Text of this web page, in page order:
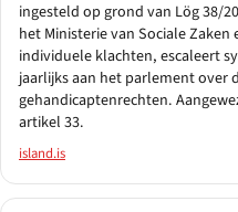
ingesteld op grond van Lög 38/
het Ministerie van Sociale
individuele klachten, escaleert
jaarlijks aan het parlement over
gehandicaptenrechten.
artikel 33.
island.is